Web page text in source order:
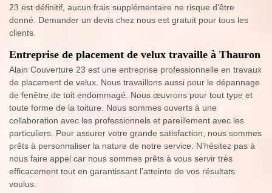
23 est définitif, aucun frais supplémentaire ne risque d’être
donné. Demander un devis chez nous est gratuit pour tous les
clients.
Entreprise de placement de velux travaille à Thauron
Alain Couverture 23 est une entreprise professionnelle en travaux
de placement de velux. Nous travaillons aussi pour le dépannage
de fenêtre de toit endommagé. Nous œuvrons pour tout type et
toute forme de la toiture. Nous sommes ouverts à une
collaboration avec les professionnels et pareillement avec les
particuliers. Pour assurer votre grande satisfaction, nous sommes
prêts à personnaliser la nature de notre service. N’hésitez pas à
nous faire appel car nous sommes prêts à vous servir très
efficacement tout en garantissant l’atteinte de vos résultats
voulus.